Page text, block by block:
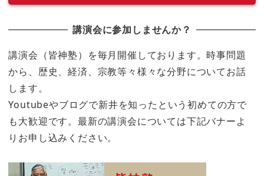
講演会に参加しませんか？
講演会（皆神塾）を毎月開催しております。時事問題
から、歴史、経済、宗教等々様々な分野についてお話
します。
Youtubeやブログで新井を知ったという初めての方で
も大歓迎です。最新の講演会については下記バナーよ
りお申し込みください。